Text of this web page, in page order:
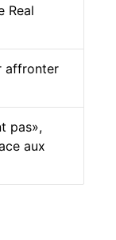
Real
affronter
pas»,
aux